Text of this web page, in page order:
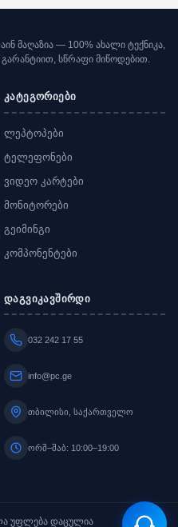
მაღაზია — 100% ახალი ტექნიკა,
სწრაფი მიწოდებით.
კატეგორიები
ლეპტოპები
ტელეფონები
ვიდეო კარტები
მონიტორები
გეიმინგი
კომპონენტები
დაგვიკავშირდი
032 242 17 55
info@pc.ge
თბილისი, საქართველო
ორშ–შაბ: 10:00–19:00
უფლება დაცულია